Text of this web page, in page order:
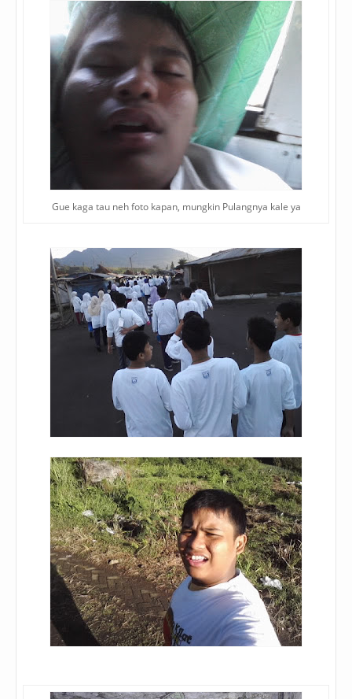
Gue kaga tau neh foto kapan, mungkin Pulangnya kale ya